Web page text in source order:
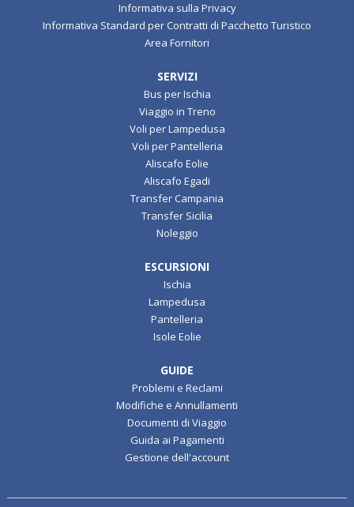
Informativa sulla Privacy
Informativa Standard per Contratti di Pacchetto Turistico
Area Fornitori
SERVIZI
Bus per Ischia
Viaggio in Treno
Voli per Lampedusa
Voli per Pantelleria
Aliscafo Eolie
Aliscafo Egadi
Transfer Campania
Transfer Sicilia
Noleggio
ESCURSIONI
Ischia
Lampedusa
Pantelleria
Isole Eolie
GUIDE
Problemi e Reclami
Modifiche e Annullamenti
Documenti di Viaggio
Guida ai Pagamenti
Gestione dell'account